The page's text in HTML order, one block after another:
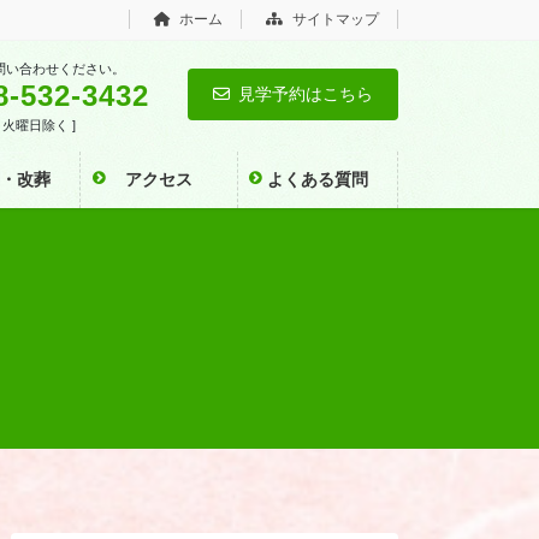
ホーム サイトマップ
合わせください。
532-3432
曜日除く ]
見学予約はこちら
改葬 アクセス よくある質問